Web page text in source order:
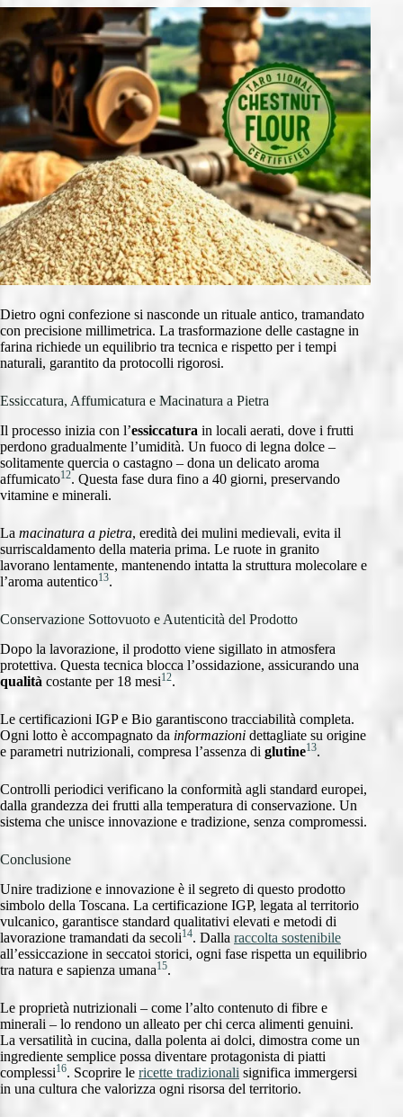
Dietro ogni confezione si nasconde un rituale antico, tramandato
con precisione millimetrica. La trasformazione delle castagne in
farina richiede un equilibrio tra tecnica e rispetto per i tempi
naturali, garantito da protocolli rigorosi.
Essiccatura, Affumicatura e Macinatura a Pietra
Il processo inizia con l’essiccatura in locali aerati, dove i frutti
perdono gradualmente l’umidità. Un fuoco di legna dolce –
solitamente quercia o castagno – dona un delicato aroma
affumicato12. Questa fase dura fino a 40 giorni, preservando
vitamine e minerali.
La macinatura a pietra, eredità dei mulini medievali, evita il
surriscaldamento della materia prima. Le ruote in granito
lavorano lentamente, mantenendo intatta la struttura molecolare e
l’aroma autentico13.
Conservazione Sottovuoto e Autenticità del Prodotto
Dopo la lavorazione, il prodotto viene sigillato in atmosfera
protettiva. Questa tecnica blocca l’ossidazione, assicurando una
qualità costante per 18 mesi12.
Le certificazioni IGP e Bio garantiscono tracciabilità completa.
Ogni lotto è accompagnato da informazioni dettagliate su origine
e parametri nutrizionali, compresa l’assenza di glutine13.
Controlli periodici verificano la conformità agli standard europei,
dalla grandezza dei frutti alla temperatura di conservazione. Un
sistema che unisce innovazione e tradizione, senza compromessi.
Conclusione
Unire tradizione e innovazione è il segreto di questo prodotto
simbolo della Toscana. La certificazione IGP, legata al territorio
vulcanico, garantisce standard qualitativi elevati e metodi di
lavorazione tramandati da secoli14. Dalla raccolta sostenibile
all’essiccazione in seccatoi storici, ogni fase rispetta un equilibrio
tra natura e sapienza umana15.
Le proprietà nutrizionali – come l’alto contenuto di fibre e
minerali – lo rendono un alleato per chi cerca alimenti genuini.
La versatilità in cucina, dalla polenta ai dolci, dimostra come un
ingrediente semplice possa diventare protagonista di piatti
complessi16. Scoprire le ricette tradizionali significa immergersi
in una cultura che valorizza ogni risorsa del territorio.